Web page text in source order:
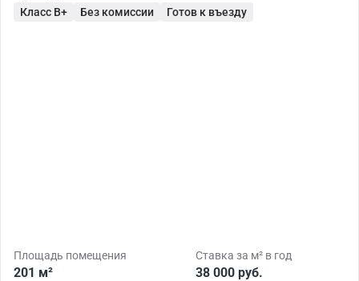
Класс B+ Без комиссии Готов к въезду
Площадь помещения
201 м²
Ставка за м² в год
38 000 руб.